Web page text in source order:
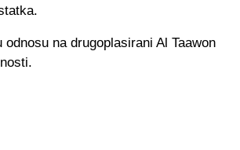
na drugoplasirani Al Taawon